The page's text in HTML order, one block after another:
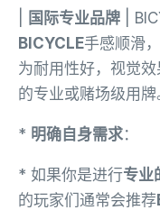
国际专业品牌 |
BICYCLE手感顺滑
为耐用性好，视觉效
的专业或赌场级用牌
* 明确自身需求：
* 如果你是进行专业
的玩家们通常会推荐